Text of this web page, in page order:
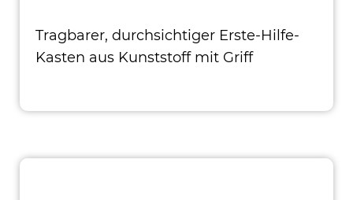
Tragbarer, durchsichtiger Erste-Hilfe-
Kasten aus Kunststoff mit Griff